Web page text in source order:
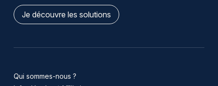
Je découvre les solutions
Qui sommes-nous ?